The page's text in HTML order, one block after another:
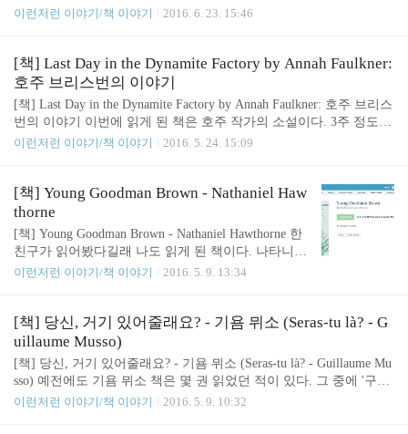
실은 찾고 있는 이야기. 무언가를 누군가를.' 처음 듣
ies by Isaac Asimov (here). Now as I have finally compl
ime (in two different posts) how I find the books. So thi
s article is about the second one in the trilogy, Foundatio
n and Empir..
이런저런 이야기/책 이야기 2016. 6. 23. 15:46
[책] Last Day in the Dynamite Factory by Annah Faulkner:
호주 브리스번의 이야기
[책] Last Day in the Dynamite Factory by Annah Faulkner: 호주 브리스
번의 이야기 이번에 읽게 된 책은 호주 작가의 소설이다. 3주 정도
걸려서 읽은 것 같다. 사실 중간중간 지루한 부분은 좀 넘겨가면서
책. Last day in the dynamite factory - Annah Faulkner 호주 작가. 오늘
부터 읽기 시작. pic.twitter.com/e84QTGyBLT— 황용섭 (@gguro) 201
6년 5월 9일 몇 십년 전을 배경으로 하고 있다. 1960년대부터 1990년
대까지의 이야기였던 것 같다. 일단 주인공은 Chr..
이런저런 이야기/책 이야기 2016. 5. 24. 15:09
[책] Young Goodman Brown - Nathaniel Haw
thorne
[책] Young Goodman Brown - Nathaniel Hawthorne 한
친구가 읽어봤다길래 나도 읽게 된 책이다. 나타니엘
호쏜의 단편 영 굿맨 브라운. 오래된 책이라 그런지
ks.com) 거기서 public domain으로 들어가면 무료 전
자책을 볼 수 있다. 영어책 뿐 아니라 불어나 독일어
책도 있다. feedbooks에 가면 전자책을 내려받을 수
있다. 처음엔 그냥 전화기로 읽다가 좀 제대로 읽자
는 마음에 그 동안 한쪽 구석에 놔두었던 전자책 단
말기 북큐브를 찾아서 옮겨두었다. 확실히 북큐브로
이런저런 이야기/책 이야기 2016. 5. 9. 13:34
[책] 당신, 거기 있어줄래요? - 기욤 뮈소 (Seras-tu là? - G
uillaume Musso)
[책] 당신, 거기 있어줄래요? - 기욤 뮈소 (Seras-tu là? - Guillaume Mu
sso) 예전에도 기욤 뮈소 책은 몇 권 읽었던 적이 있다. 그 중에 '구해
줘 (Sauve-moi)'라는 책이 아마 처음으로 접한 책이 아닌가 싶다 (관
이런저런 이야기/책 이야기 2016. 5. 9. 10:32